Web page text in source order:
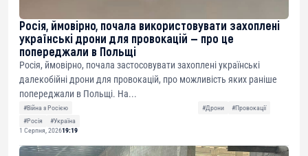
Росія, ймовірно, почала використовувати захоплені
українські дрони для провокацій — про це
попереджали в Польщі
Росія, ймовірно, почала застосовувати захоплені українські
далекобійні дрони для провокацій, про можливість яких раніше
попереджали в Польщі. На...
#Війна з Росією #Дрони
#Провокації
#Росія
#Україна
1 Серпня, 202619:19